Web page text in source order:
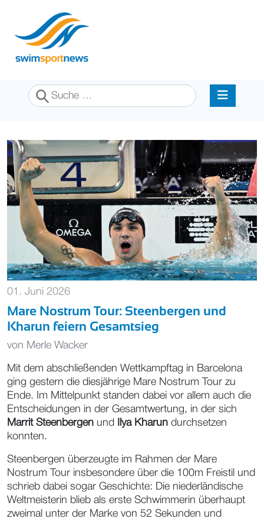
Suchen
01. Juni 2026
Mare Nostrum Tour: Steenbergen und
Kharun feiern Gesamtsieg
von Merle Wacker
Mit dem abschließenden Wettkampftag in Barcelona
ging gestern die diesjährige Mare Nostrum Tour zu
Ende. Im Mittelpunkt standen dabei vor allem auch die
Entscheidungen in der Gesamtwertung, in der sich
Marrit Steenbergen und Ilya Kharun durchsetzen
konnten.
Steenbergen überzeugte im Rahmen der Mare
Nostrum Tour insbesondere über die 100m Freistil und
schrieb dabei sogar Geschichte: Die niederländische
Weltmeisterin blieb als erste Schwimmerin überhaupt
zweimal unter der Marke von 52 Sekunden und